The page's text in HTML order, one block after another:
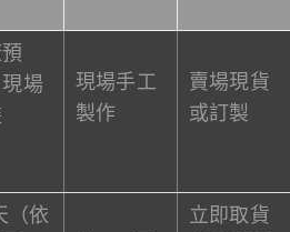
場
現場手工
製作
賣場現貨
或訂製
（依
立即取貨